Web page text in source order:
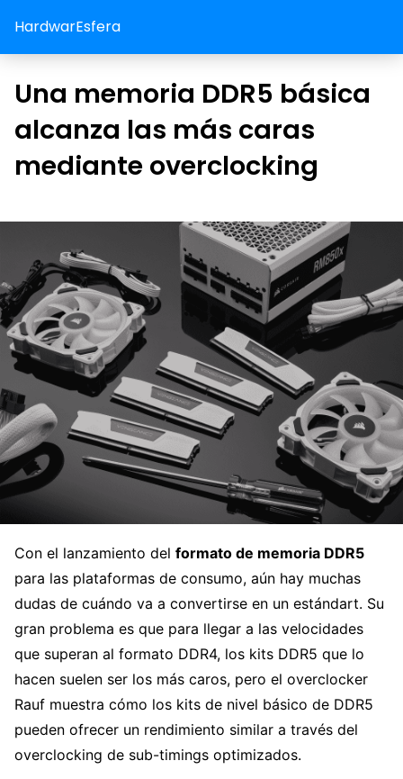
HardwarEsfera
Una memoria DDR5 básica
alcanza las más caras
mediante overclocking
Con el lanzamiento del formato de memoria DDR5
para las plataformas de consumo, aún hay muchas
dudas de cuándo va a convertirse en un estándart. Su
gran problema es que para llegar a las velocidades
que superan al formato DDR4, los kits DDR5 que lo
hacen suelen ser los más caros, pero el overclocker
Rauf muestra cómo los kits de nivel básico de DDR5
pueden ofrecer un rendimiento similar a través del
overclocking de sub-timings optimizados.